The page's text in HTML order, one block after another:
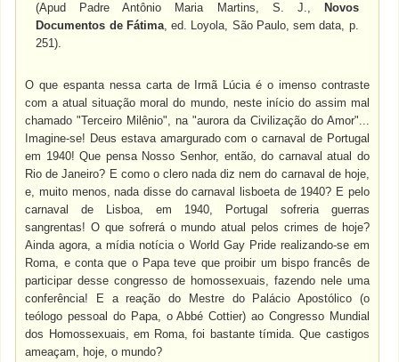
(Apud Padre Antônio Maria Martins, S. J.,
Novos
Documentos de Fátima, ed. Loyola, São Paulo, sem data, p.
251).
O que espanta nessa carta de Irmã Lúcia é o imenso contraste
com a atual situação moral do mundo, neste início do assim mal
chamado "Terceiro Milênio", na "aurora da Civilização do Amor"...
Imagine-se! Deus estava amargurado com o carnaval de Portugal
em 1940! Que pensa Nosso Senhor, então, do carnaval atual do
Rio de Janeiro? E como o clero nada diz nem do carnaval de hoje,
e, muito menos, nada disse do carnaval lisboeta de 1940? E pelo
carnaval de Lisboa, em 1940, Portugal sofreria guerras
sangrentas! O que sofrerá o mundo atual pelos crimes de hoje?
Ainda agora, a mídia notícia o World Gay Pride realizando-se em
Roma, e conta que o Papa teve que proibir um bispo francês de
participar desse congresso de homossexuais, fazendo nele uma
conferência! E a reação do Mestre do Palácio Apostólico (o
teólogo pessoal do Papa, o Abbé Cottier) ao Congresso Mundial
dos Homossexuais, em Roma, foi bastante tímida. Que castigos
ameaçam, hoje, o mundo?